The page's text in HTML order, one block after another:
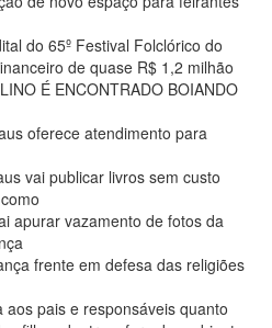
do 65º Festival Folclórico do
de quase R$ 1,2 milhão
É ENCONTRADO BOIANDO
oferece atendimento para
vai publicar livros sem custo
apurar vazamento de fotos da
frente em defesa das religiões
aos pais e responsáveis quanto